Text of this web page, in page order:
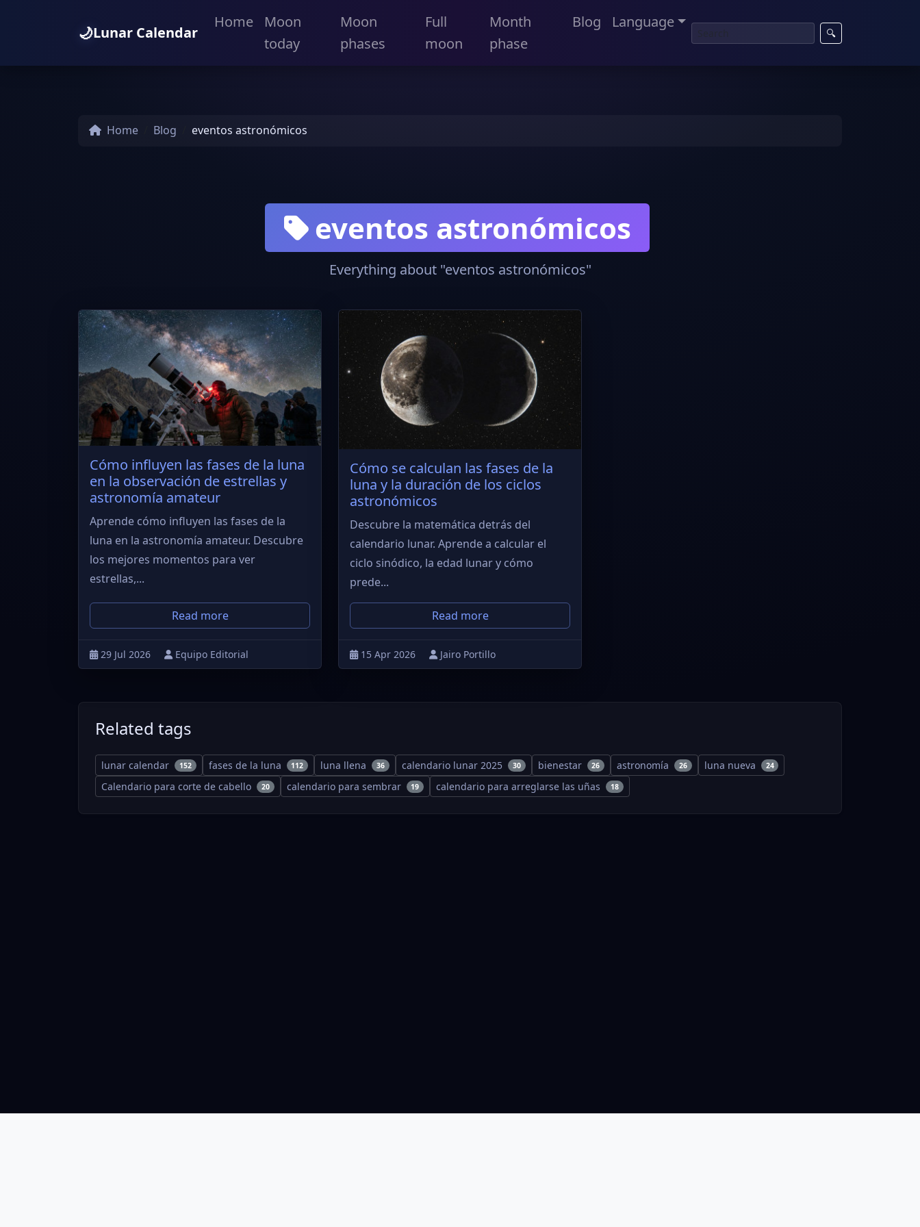
🌙Lunar Calendar
Home
Moon
today
Moon
phases
Full
moon
Month
phase
Blog Language
🔍
Home Blog eventos astronómicos
eventos astronómicos
Everything about "eventos astronómicos"
Cómo influyen las fases de la luna
en la observación de estrellas y
astronomía amateur
Aprende cómo influyen las fases de la
luna en la astronomía amateur. Descubre
los mejores momentos para ver
estrellas,...
Read more
29 Jul 2026 Equipo Editorial
Cómo se calculan las fases de la
luna y la duración de los ciclos
astronómicos
Descubre la matemática detrás del
calendario lunar. Aprende a calcular el
ciclo sinódico, la edad lunar y cómo
prede...
Read more
15 Apr 2026 Jairo Portillo
Related tags
lunar calendar 152 fases de la luna 112 luna llena 36 calendario lunar 2025 30 bienestar 26 astronomía 26 luna nueva 24
Calendario para corte de cabello 20 calendario para sembrar 19 calendario para arreglarse las uñas 18